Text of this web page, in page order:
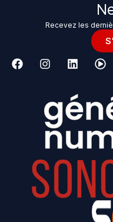
Recevez les